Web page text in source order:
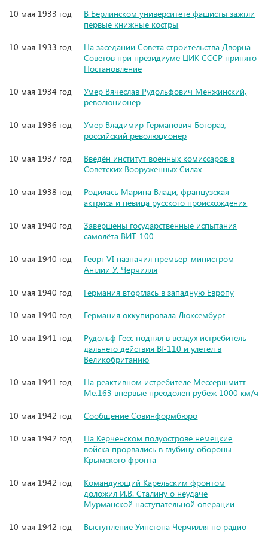
10 мая 1933 год
В Берлинском университете фашисты зажгли
первые книжные костры
10 мая 1933 год
На заседании Совета строительства Дворца
Советов при президиуме ЦИК СССР принято
Постановление
10 мая 1934 год
Умер Вячеслав Рудольфович Менжинский,
революционер
10 мая 1936 год
Умер Владимир Германович Богораз,
российский революционер
10 мая 1937 год
Введён институт военных комиссаров в
Советских Вооруженных Силах
10 мая 1938 год
Родилась Марина Влади, французская
актриса и певица русского происхождения
10 мая 1940 год
Завершены государственные испытания
самолёта ВИТ-100
10 мая 1940 год
Георг VI назначил премьер-министром
Англии У. Черчилля
10 мая 1940 год
Германия вторглась в западную Европу
10 мая 1940 год
Германия оккупировала Люксембург
10 мая 1941 год
Рудольф Гесс поднял в воздух истребитель
дальнего действия Bf-110 и улетел в
Великобританию
10 мая 1941 год
На реактивном истребителе Мессершмитт
Me.163 впервые преодолён рубеж 1000 км/ч
10 мая 1942 год
Сообщение Совинформбюро
10 мая 1942 год
На Керченском полуострове немецкие
войска прорвались в глубину обороны
Крымского фронта
10 мая 1942 год
Командующий Карельским фронтом
доложил И.В. Сталину о неудаче
Мурманской наступательной операции
10 мая 1942 год
Выступление Уинстона Черчилля по радио